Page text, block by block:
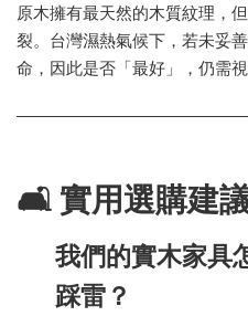
原木擁有最天然的木質紋理，
裂。台灣濕熱氣候下，若未妥
命，因此是否「最好」，仍需
🛋 實用選購建
我們的實木家具
踩雷？